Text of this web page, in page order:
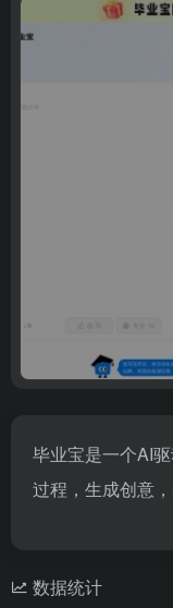
毕业宝是一个AI
过程，生成创意
数据统计